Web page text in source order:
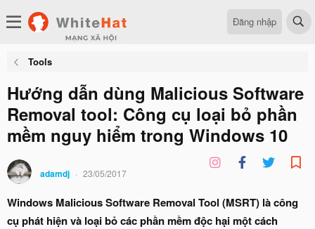
Đăng nhập
Tools
Hướng dẫn dùng Malicious Software
Removal tool: Công cụ loại bỏ phần
mềm nguy hiểm trong Windows 10
adamdj 23/05/2017
Windows Malicious Software Removal Tool (MSRT) là công
cụ phát hiện và loại bỏ các phần mềm độc hại một cách